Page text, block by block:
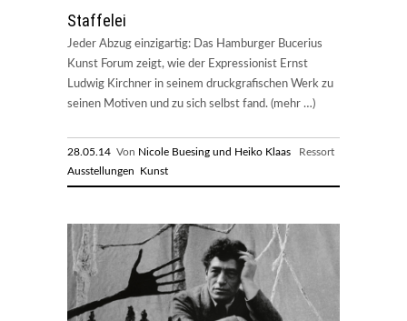
Staffelei
Jeder Abzug einzigartig: Das Hamburger Bucerius
Kunst Forum zeigt, wie der Expressionist Ernst
Ludwig Kirchner in seinem druckgrafischen Werk zu
seinen Motiven und zu sich selbst fand. (mehr …)
28.05.14 Von Nicole Buesing und Heiko Klaas Ressort
Ausstellungen
Kunst